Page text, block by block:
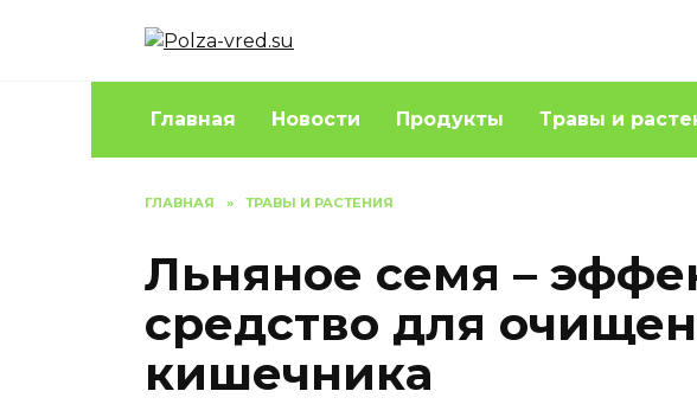
Главная Новости Продукты Травы и
ГЛАВНАЯ » ТРАВЫ И РАСТЕНИЯ
Льняное семя –
средство для
кишечника